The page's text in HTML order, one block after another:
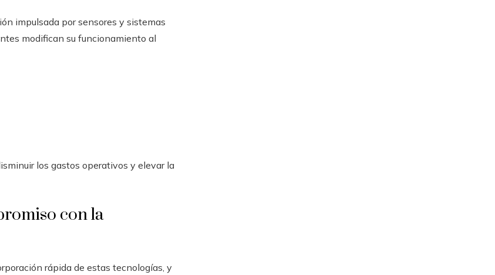
impulsada por sensores y sistemas
modifican su funcionamiento al
los gastos operativos y elevar la
con la
rápida de estas tecnologías, y